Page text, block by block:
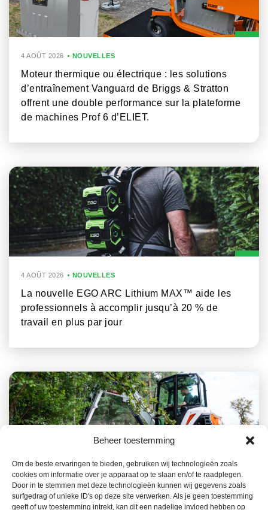
Beheer toestemming
Om de beste ervaringen te bieden, gebruiken wij technologieën zoals
cookies om informatie over je apparaat op te slaan en/of te raadplegen.
Door in te stemmen met deze technologieën kunnen wij gegevens zoals
surfgedrag of unieke ID's op deze site verwerken. Als je geen toestemming
geeft of uw toestemming intrekt, kan dit een nadelige invloed hebben op
4 AOÛT 2026 NOUVELLES
Moteur thermique ou électrique : les solutions
d’entraînement Vanguard de Briggs & Stratton
offrent une double performance sur la plateforme
de machines Prof 6 d’ELIET.
4 AOÛT 2026 NOUVELLES
La nouvelle EGO ARC Lithium MAX™ aide les
professionnels à accomplir jusqu’à 20 % de
travail en plus par jour
NOUVELLES
La gamme Bobcat, un atout clé dans la